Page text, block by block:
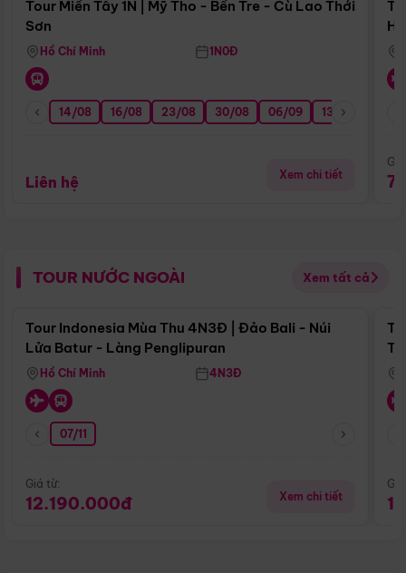
Tour Miền Tây 1N | Mỹ Tho - Bến Tre - Cù Lao Thới
Sơn
Hồ Chí Minh 1N0Đ
14/08 16/08 23/08 30/08 06/09 13/09
Liên hệ Xem chi tiết
TOUR NƯỚC NGOÀI Xem tất cả
Điểm nổi bật
Tour Indonesia Mùa Thu 4N3Đ | Đảo Bali - Núi
Lửa Batur - Làng Penglipuran
Hồ Chí Minh 4N3Đ
07/11
Giá từ:
12.190.000đ Xem chi tiết